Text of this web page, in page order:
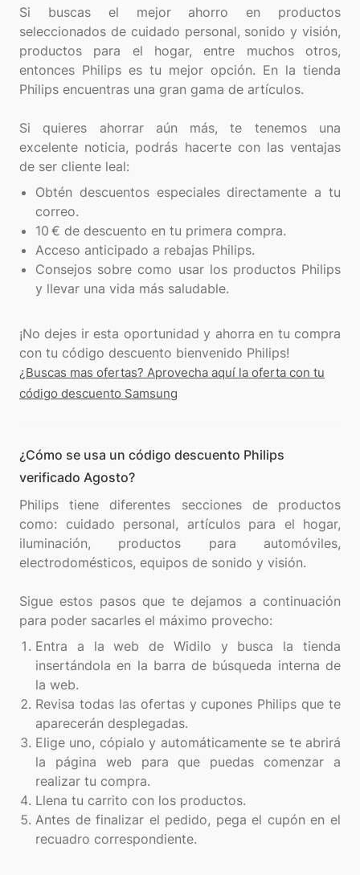
Si buscas el mejor ahorro en productos
seleccionados de cuidado personal, sonido y visión,
productos para el hogar, entre muchos otros,
entonces Philips es tu mejor opción. En la tienda
Philips encuentras una gran gama de artículos.
Si quieres ahorrar aún más, te tenemos una
excelente noticia, podrás hacerte con las ventajas
Obtén descuentos especiales directamente a tu
correo.
10 € de descuento en tu primera compra.
Acceso anticipado a rebajas Philips.
Consejos sobre como usar los productos Philips
y llevar una vida más saludable.
¡No dejes ir esta oportunidad y ahorra en tu compra
¿Buscas mas ofertas? Aprovecha aquí la oferta con tu
código descuento Samsung
¿Cómo se usa un código descuento Philips
verificado Agosto?
Philips tiene diferentes secciones de productos
como: cuidado personal, artículos para el hogar,
iluminación, productos para automóviles,
electrodomésticos, equipos de sonido y visión.
Sigue estos pasos que te dejamos a continuación
Entra a la web de Widilo y busca la tienda
insertándola en la barra de búsqueda interna de
la web.
Revisa todas las ofertas y cupones Philips que te
aparecerán desplegadas.
Elige uno, cópialo y automáticamente se te abrirá
la página web para que puedas comenzar a
realizar tu compra.
Llena tu carrito con los productos.
Antes de finalizar el pedido, pega el cupón en el
recuadro correspondiente.